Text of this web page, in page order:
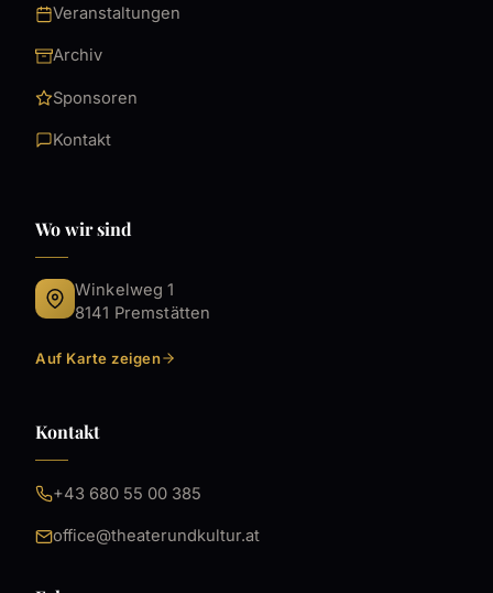
Veranstaltungen
Archiv
Sponsoren
Kontakt
Wo wir sind
Winkelweg 1
8141 Premstätten
Auf Karte zeigen
Kontakt
+43 680 55 00 385
office@theaterundkultur.at